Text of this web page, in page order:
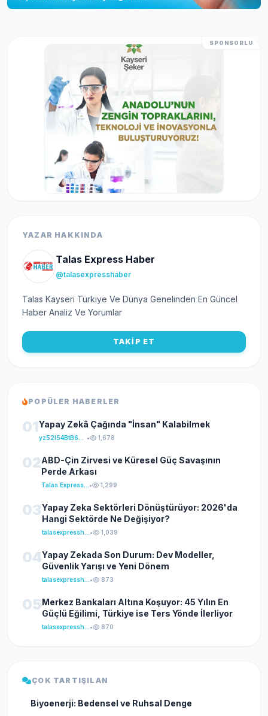
SPONSORLU
YAZAR HAKKINDA
Talas Express Haber
@talasexpresshaber
Talas Kayseri Türkiye Ve Dünya Genelinden En Güncel
Haber Analiz Ve Yorumlar
TAKİP ET
POPÜLER HABERLER
01Yapay Zekâ Çağında "İnsan" Kalabilmek
• 1,678
02ABD-Çin Zirvesi ve Küresel Güç Savaşının
Perde Arkası
• 1,299
03Yapay Zeka Sektörleri Dönüştürüyor: 2026'da
Hangi Sektörde Ne Değişiyor?
• 1,039
04Yapay Zekada Son Durum: Dev Modeller,
Güvenlik Yarışı ve Yeni Dönem
• 873
05Merkez Bankaları Altına Koşuyor: 45 Yılın En
Güçlü Eğilimi, Türkiye ise Ters Yönde İlerliyor
• 870
ÇOK TARTIŞILAN
Biyoenerji: Bedensel ve Ruhsal Denge